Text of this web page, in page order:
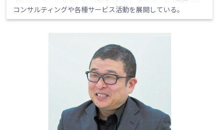
コンサルティングや各種サービス活動を展開している。